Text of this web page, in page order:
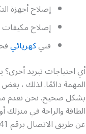
إصلاح أجهزة
إصلاح مكيفات
فنيكهريائي
أي احتياجات تبريد
المهمة دائمًا. لذلك ،
بشكل صحيح. نحن نقدم
الطاقة والراحة في منزلك
عن طريق الاتصال برقم 62224041